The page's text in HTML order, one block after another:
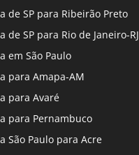
de SP para Ribeirão Preto
de SP para Rio de Janeiro-RJ
em São Paulo
para Amapa-AM
para Avaré
para Pernambuco
São Paulo para Acre